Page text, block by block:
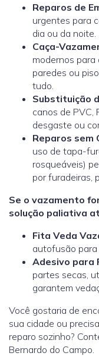
Reparos de
urgentes para
dia ou da noite.
Caça-
modernos
paredes ou
tudo.
Substituição
canos de PVC,
desgaste ou
Reparos sem
uso de tapa-
rosqueáveis)
por furadeiras,
Se o vazamento
solução paliativa
Fita Veda
autofusão para
Adesivo para
partes secas,
garantem
Você gostaria de
sua cidade ou
reparo sozinho?
Bernardo do Campo.